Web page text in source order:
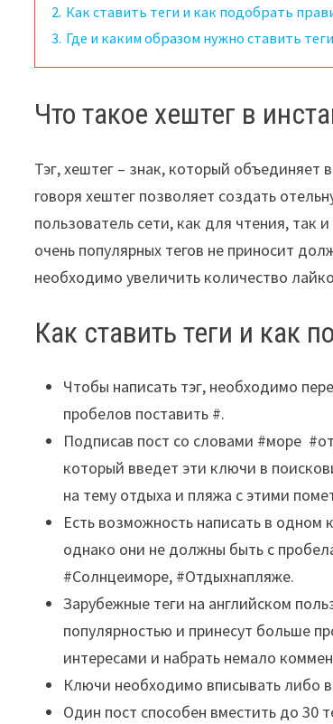
2. Как ставить теги и как подобрать
3. Где и каким образом нужно ставить
Что такое хештег в
Тэг, хештег – знак, который
говоря хештег позволяет создать
пользователь сети, как для чтения,
очень популярных тегов не приносит
необходимо увеличить количество
Как ставить теги и как
Чтобы написать тэг, необходимо
пробелов поставить #.
Подписав пост со словами #море
который введет эти ключи в
на тему отдыха и пляжа с этими
Есть возможность написать в одном
однако они не должны быть с
#Солнцеиморе, #Отдыхнапляже.
Зарубежные теги на английском
популярностью и принесут больше
интересами и набрать немало
Ключи необходимо вписывать либо
Один пост способен вместить до 30